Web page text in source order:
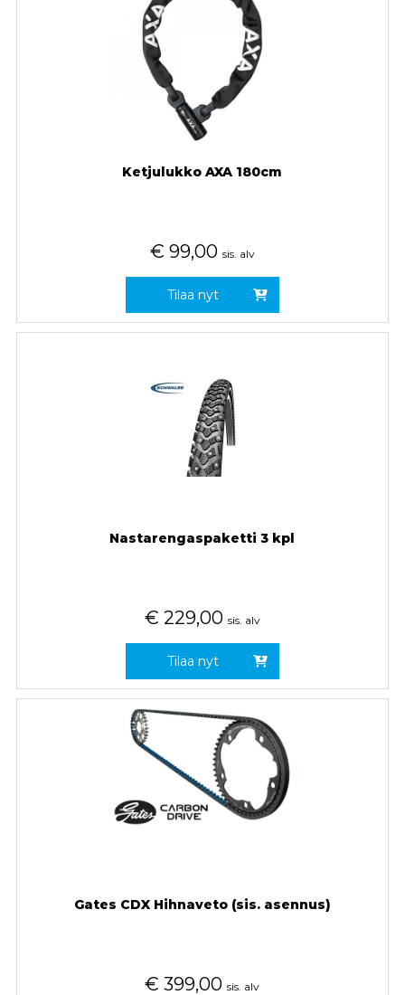
Ketjulukko AXA 180cm
€ 99,00 sis. alv
Tilaa nyt
Nastarengaspaketti 3 kpl
€ 229,00 sis. alv
Tilaa nyt
Gates CDX Hihnaveto (sis. asennus)
€ 399,00 sis. alv